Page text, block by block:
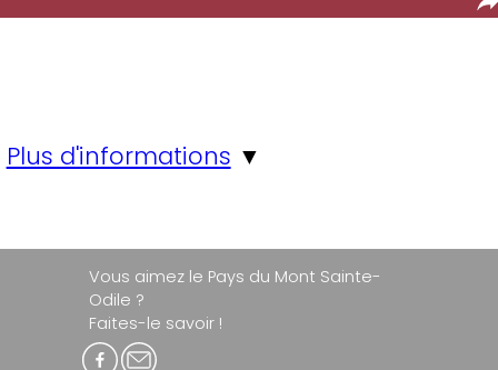
Plus d'informations ▼
Vous aimez le Pays du Mont Sainte-
Odile ?
Faites-le savoir !